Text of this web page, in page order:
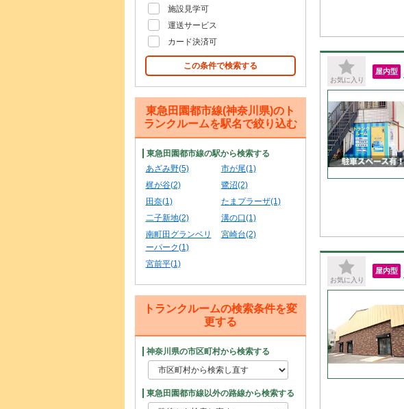
お気に入り
屋内型
お気に入り
屋内型
施設見学可
運送サービス
カード決済可
この条件で検索する
東急田園都市線(神奈川県)のト
ランクルームを駅名で絞り込む
東急田園都市線の駅から検索する
あざみ野(5)
市が尾(1)
梶が谷(2)
鷺沼(2)
田奈(1)
たまプラーザ(1)
二子新地(2)
溝の口(1)
南町田グランベリ
ーパーク(1)
宮崎台(2)
宮前平(1)
トランクルームの検索条件を変
更する
神奈川県の市区町村から検索する
東急田園都市線以外の路線から検索する